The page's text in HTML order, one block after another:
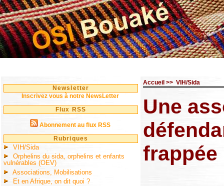
Newsletter
Inscrivez vous à notre NewsLetter
Flux RSS
Abonnement au flux RSS
Rubriques
VIH/Sida
Orphelins du sida, orphelins et enfants
vulnérables (OEV)
Associations, Mobilisations
Et en Afrique, on dit quoi ?
Accueil >> VIH/Sida
Une
frappée